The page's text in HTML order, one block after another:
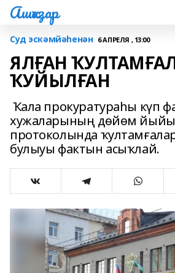
Ашҡаҙар
Суд эскәмйәһенән 6 АПРЕЛЯ , 13:00
ЯЛҒАН
ҠУЙЫЛҒАН
Ҡала прокуратураһы күп
хужаларының дөйөм
протоколында
булыуы фактын асыҡлай.